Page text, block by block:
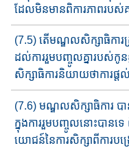
ដែលមិនមាន​ពិការភាពរបស់
(7.5) តើមណ្ឌលសិក្សាធិការ
ដល់ការរួមបញ្ចូលគ្នារបស់កូន
សិក្សាធិការនិយាយថាការផ្ដ
(7.6) មណ្ឌលសិក្សាធិការ បា
ក្នុង​ការ​រួម​​បញ្ចូលនោះ​បាន​ទ
យោជន៍​នៃការសិក្សាពីការបង្រ